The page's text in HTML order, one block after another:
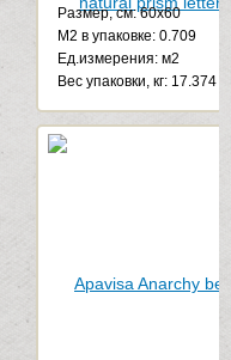
Размер, см: 60x60
М2 в упаковке: 0.709
Ед.измерения: м2
Веc упаковки, кг: 17.374